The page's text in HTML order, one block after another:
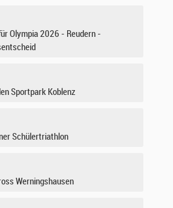
Olympia 2026 - Reudern -
Sportpark Koblenz
Schülertriathlon
Werningshausen